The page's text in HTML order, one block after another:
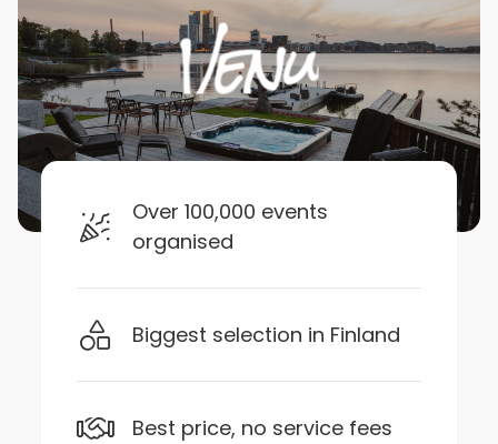
Over 100,000 events
organised
Biggest selection in Finland
Best price, no service fees